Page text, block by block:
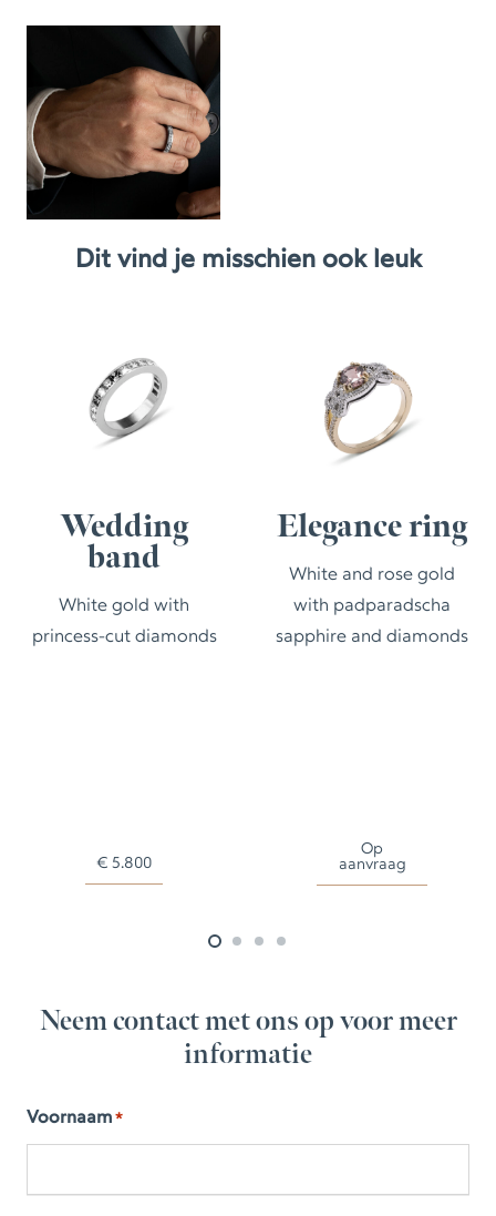
aantal
Dit vind je misschien ook leuk
Elegance ring
with padparadscha
sapphire and diamonds
ring
White gold
diamonds
Neem contact met ons op voor meer
informatie
Voornaam *